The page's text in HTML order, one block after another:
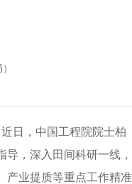
日，中国工程院院士柏
，深入田间科研一线，
产业提质等重点工作精准